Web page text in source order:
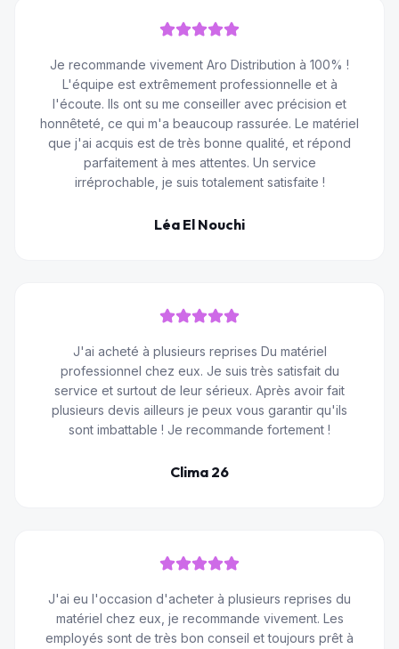
Je recommande vivement Aro Distribution à 100% !
L'équipe est extrêmement professionnelle et à
l'écoute. Ils ont su me conseiller avec précision et
honnêteté, ce qui m'a beaucoup rassurée. Le matériel
que j'ai acquis est de très bonne qualité, et répond
parfaitement à mes attentes. Un service
irréprochable, je suis totalement satisfaite !
Léa El Nouchi
J'ai acheté à plusieurs reprises Du matériel
professionnel chez eux. Je suis très satisfait du
service et surtout de leur sérieux. Après avoir fait
plusieurs devis ailleurs je peux vous garantir qu'ils
sont imbattable ! Je recommande fortement !
Clima 26
J'ai eu l'occasion d'acheter à plusieurs reprises du
matériel chez eux, je recommande vivement. Les
employés sont de très bon conseil et toujours prêt à